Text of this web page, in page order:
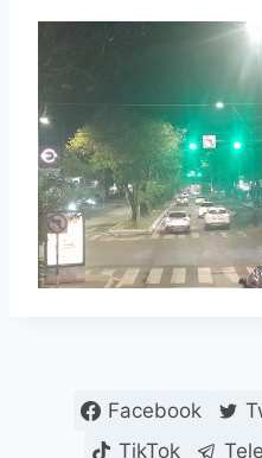
Facebook
TikTok